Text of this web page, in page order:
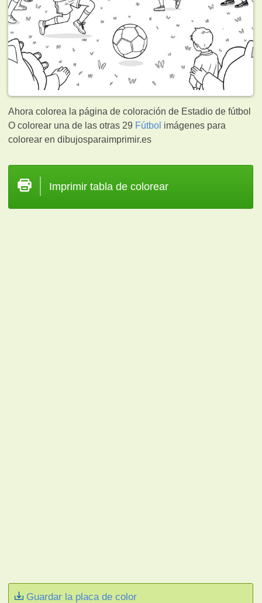
Ahora colorea la página de coloración de Estadio de fútbol
O colorear una de las otras 29 Fútbol imágenes para
colorear en dibujosparaimprimir.es
Imprimir tabla de colorear
Guardar la placa de color